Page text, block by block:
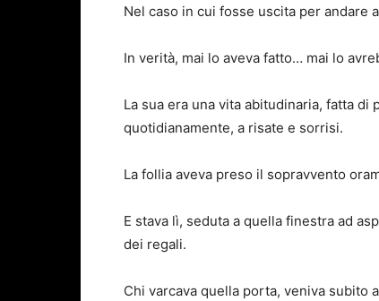
Nel caso in cui fosse uscita per andare
In verità, mai lo aveva fatto… mai lo
La sua era una vita abitudinaria, fatta
quotidianamente, a risate e sorrisi.
La follia aveva preso il sopravvento
E stava lì, seduta a quella finestra ad
dei regali.
Chi varcava quella porta, veniva subito